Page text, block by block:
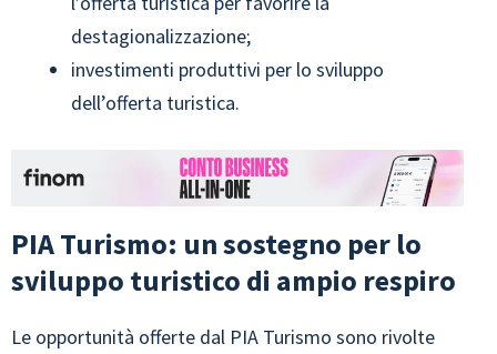
destagionalizzazione;
investimenti produttivi per lo sviluppo
dell’offerta turistica.
PIA Turismo: un sostegno per lo
sviluppo turistico di ampio respiro
Le opportunità offerte dal PIA Turismo sono rivolte